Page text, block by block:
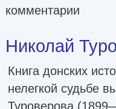
комментарии
Николай
Книга донских
нелегкой судьбе
Туроверова